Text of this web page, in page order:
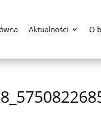
Aktualności O